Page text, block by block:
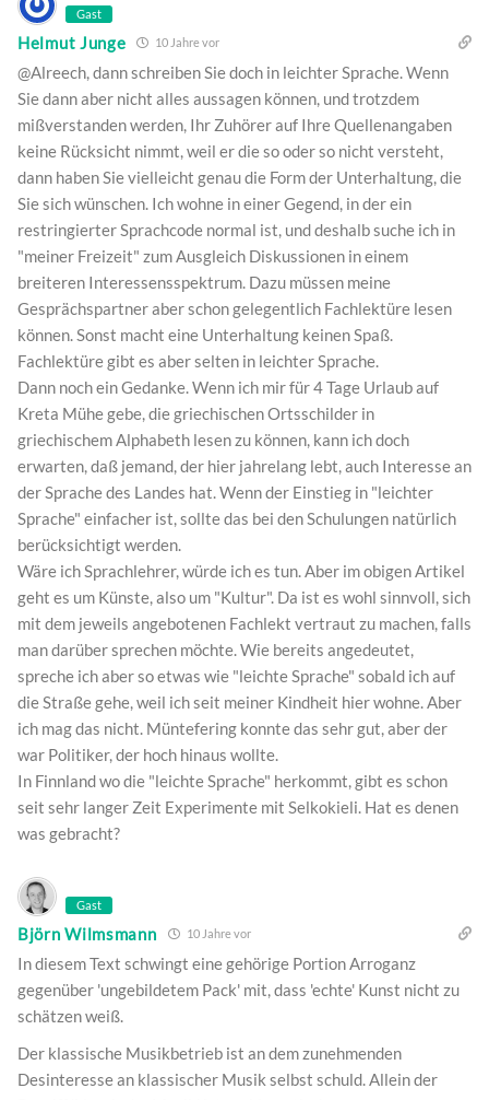
Gast
Helmut Junge 10 Jahre vor
@Alreech, dann schreiben Sie doch in leichter Sprache. Wenn
Sie dann aber nicht alles aussagen können, und trotzdem
mißverstanden werden, Ihr Zuhörer auf Ihre Quellenangaben
keine Rücksicht nimmt, weil er die so oder so nicht versteht,
dann haben Sie vielleicht genau die Form der Unterhaltung, die
Sie sich wünschen. Ich wohne in einer Gegend, in der ein
restringierter Sprachcode normal ist, und deshalb suche ich in
"meiner Freizeit" zum Ausgleich Diskussionen in einem
breiteren Interessensspektrum. Dazu müssen meine
Gesprächspartner aber schon gelegentlich Fachlektüre lesen
können. Sonst macht eine Unterhaltung keinen Spaß.
Fachlektüre gibt es aber selten in leichter Sprache.
Dann noch ein Gedanke. Wenn ich mir für 4 Tage Urlaub auf
Kreta Mühe gebe, die griechischen Ortsschilder in
griechischem Alphabeth lesen zu können, kann ich doch
erwarten, daß jemand, der hier jahrelang lebt, auch Interesse an
der Sprache des Landes hat. Wenn der Einstieg in "leichter
Sprache" einfacher ist, sollte das bei den Schulungen natürlich
berücksichtigt werden.
Wäre ich Sprachlehrer, würde ich es tun. Aber im obigen Artikel
geht es um Künste, also um "Kultur". Da ist es wohl sinnvoll, sich
mit dem jeweils angebotenen Fachlekt vertraut zu machen, falls
man darüber sprechen möchte. Wie bereits angedeutet,
spreche ich aber so etwas wie "leichte Sprache" sobald ich auf
die Straße gehe, weil ich seit meiner Kindheit hier wohne. Aber
ich mag das nicht. Müntefering konnte das sehr gut, aber der
war Politiker, der hoch hinaus wollte.
In Finnland wo die "leichte Sprache" herkommt, gibt es schon
seit sehr langer Zeit Experimente mit Selkokieli. Hat es denen
was gebracht?
Gast
Björn Wilmsmann 10 Jahre vor
In diesem Text schwingt eine gehörige Portion Arroganz
gegenüber 'ungebildetem Pack' mit, dass 'echte' Kunst nicht zu
schätzen weiß.
Der klassische Musikbetrieb ist an dem zunehmenden
Desinteresse an klassischer Musik selbst schuld. Allein der